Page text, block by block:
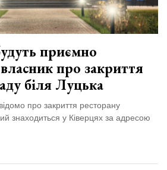
приємно
про закриття
біля Луцька
про закриття ресторану
знаходиться у Ківерцях за адресою